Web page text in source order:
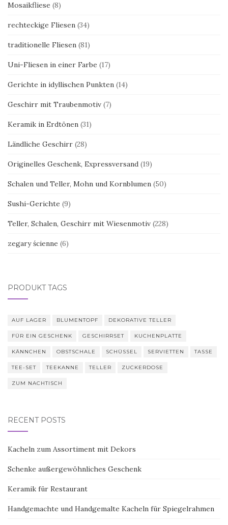
Mosaikfliese (8)
rechteckige Fliesen (34)
traditionelle Fliesen (81)
Uni-Fliesen in einer Farbe (17)
Gerichte in idyllischen Punkten (14)
Geschirr mit Traubenmotiv (7)
Keramik in Erdtönen (31)
Ländliche Geschirr (28)
Originelles Geschenk, Expressversand (19)
Schalen und Teller, Mohn und Kornblumen (50)
Sushi-Gerichte (9)
Teller, Schalen, Geschirr mit Wiesenmotiv (228)
zegary ścienne (6)
PRODUKT TAGS
AUF LAGER BLUMENTOPF DEKORATIVE TELLER
FÜR EIN GESCHENK GESCHIRRSET KUCHENPLATTE
KÄNNCHEN OBSTSCHALE SCHÜSSEL SERVIETTEN TASSE
TEE-SET TEEKANNE TELLER ZUCKERDOSE
ZUM NACHTISCH
RECENT POSTS
Kacheln zum Assortiment mit Dekors
Schenke außergewöhnliches Geschenk
Keramik für Restaurant
Handgemachte und Handgemalte Kacheln für Spiegelrahmen